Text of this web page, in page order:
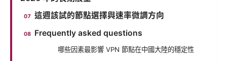
這週該試的節點選擇與速率微調方向
Frequently asked questions
哪些因素最影響 VPN 節點在中國大陸的穩定性